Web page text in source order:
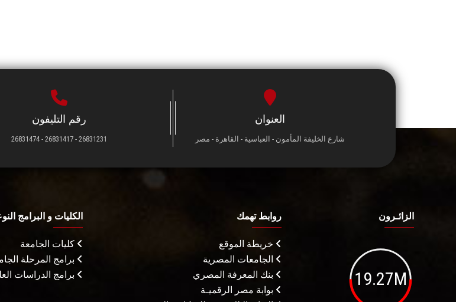
العنوان
شارع الخليفة المأمون - العباسية - القاهرة - مصر
رقم التليفون
26831231 - 26831417 - 26831474
الزائـرون
19.27M
روابط تهمك
خريطة الموقع
الجامعات المصرية
بنك المعرفة المصري
بوابة مصر الرقميـة
الكليات و البرامج
كليات الجامعة
برامج المرحلة
برامج الدراسات